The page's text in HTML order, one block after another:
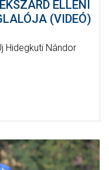
ELLENI
(VIDEÓ)
Hidegkuti Nándor